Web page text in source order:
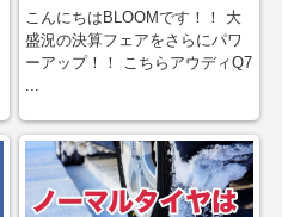
こんにちはBLOOMです！！ 大
盛況の決算フェアをさらにパワ
ーアップ！！ こちらアウディQ7